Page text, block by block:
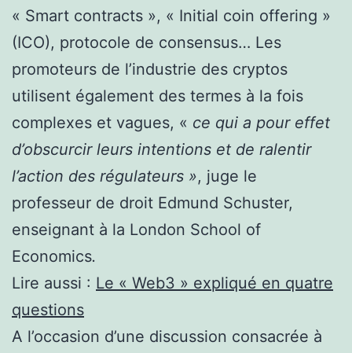
« Smart contracts », « Initial coin offering »
(ICO), protocole de consensus… Les
promoteurs de l’industrie des cryptos
utilisent également des termes à la fois
complexes et vagues, « ce qui a pour effet
d’obscurcir leurs intentions et de ralentir
l’action des régulateurs », juge le
professeur de droit Edmund Schuster,
enseignant à la London School of
Economics.
Lire aussi : Le « Web3 » expliqué en quatre
questions
A l’occasion d’une discussion consacrée à